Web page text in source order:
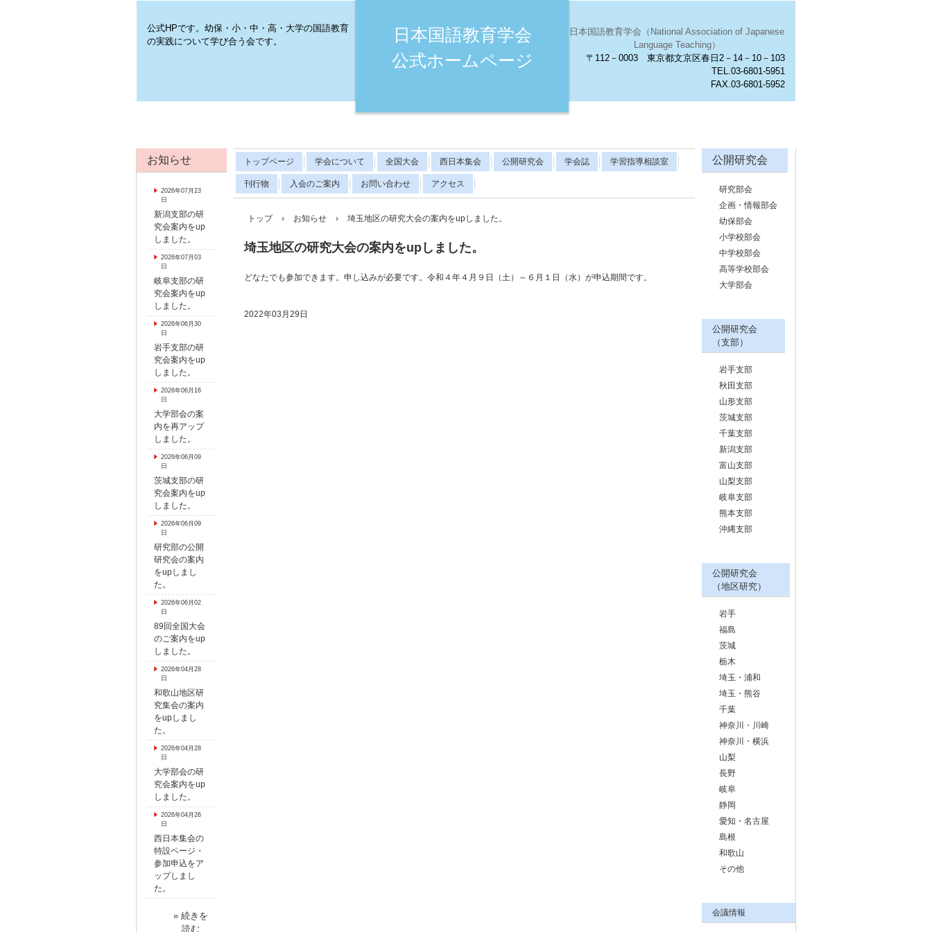
日本国語教育学会
公式ホームページ
公式HPです。幼保・小・中・高・大学の国語教育
の実践について学び合う会です。
日本国語教育学会（National Association of Japanese
Language Teaching）
〒112－0003 東京都文京区春日2－14－10－103
TEL.03-6801-5951
FAX.03-6801-5952
トップページ 学会について 全国大会 西日本集会 公開研究会 学会誌 学習指導相談室
刊行物 入会のご案内 お問い合わせ アクセス
トップ › お知らせ › 埼玉地区の研究大会の案内をupしました。
埼玉地区の研究大会の案内をupしました。
どなたでも参加できます。申し込みが必要です。令和４年４月９日（土）～６月１日（水）が申込期間です。
2022年03月29日
お知らせ
2026年07月23
日
新潟支部の研
究会案内をup
しました。
2026年07月03
日
岐阜支部の研
究会案内をup
しました。
2026年06月30
日
岩手支部の研
究会案内をup
しました。
2026年06月16
日
大学部会の案
内を再アップ
しました。
2026年06月09
日
茨城支部の研
究会案内をup
しました。
2026年06月09
日
研究部の公開
研究会の案内
をupしまし
た。
2026年06月02
日
89回全国大会
のご案内をup
しました。
2026年04月28
日
和歌山地区研
究集会の案内
をupしまし
た。
2026年04月28
日
大学部会の研
究会案内をup
しました。
2026年04月26
日
西日本集会の
特設ページ・
参加申込をア
ップしまし
た。
» 続きを
読む
公開研究会
研究部会
企画・情報部会
幼保部会
小学校部会
中学校部会
高等学校部会
大学部会
公開研究会
（支部）
岩手支部
秋田支部
山形支部
茨城支部
千葉支部
新潟支部
富山支部
山梨支部
岐阜支部
熊本支部
沖縄支部
公開研究会
（地区研究）
岩手
福島
茨城
栃木
埼玉・浦和
埼玉・熊谷
千葉
神奈川・川崎
神奈川・横浜
山梨
長野
岐阜
静岡
愛知・名古屋
島根
和歌山
その他
会議情報